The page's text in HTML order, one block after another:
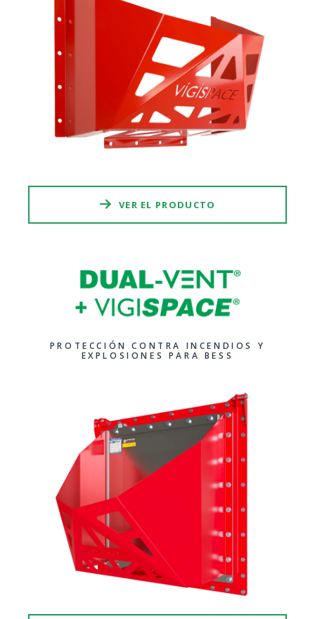
VER EL PRODUCTO
PROTECCIÓN CONTRA INCENDIOS Y
EXPLOSIONES PARA BESS